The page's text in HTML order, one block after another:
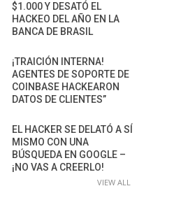
$1.000 Y DESATÓ EL
HACKEO DEL AÑO EN LA
BANCA DE BRASIL
¡TRAICIÓN INTERNA!
AGENTES DE SOPORTE DE
COINBASE HACKEARON
DATOS DE CLIENTES”
EL HACKER SE DELATÓ A SÍ
MISMO CON UNA
BÚSQUEDA EN GOOGLE –
¡NO VAS A CREERLO!
VIEW ALL